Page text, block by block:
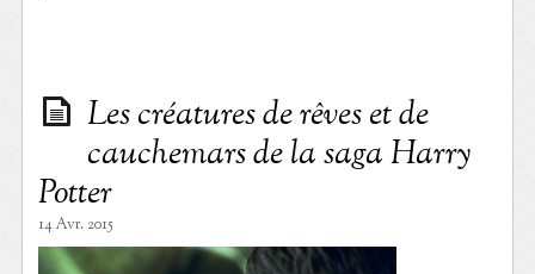
Les créatures de rêves et de
cauchemars de la saga Harry
Potter
14 Avr. 2015